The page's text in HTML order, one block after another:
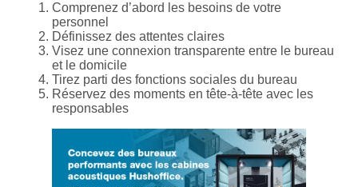
Comprenez d’abord les besoins de votre
personnel
Définissez des attentes claires
Visez une connexion transparente entre le bureau
et le domicile
Tirez parti des fonctions sociales du bureau
Réservez des moments en tête-à-tête avec les
responsables